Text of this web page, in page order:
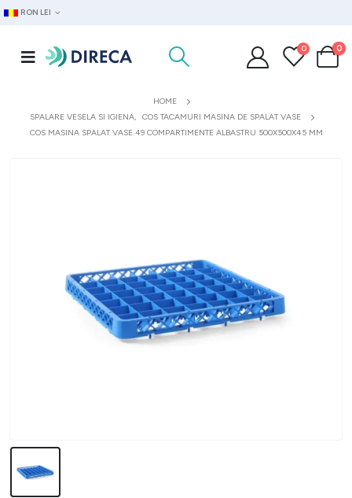
RON LEI
0 0
HOME
SPALARE VESELA SI IGIENA,
COS TACAMURI MASINA DE SPALAT VASE
COS MASINA SPALAT VASE 49 COMPARTIMENTE ALBASTRU 500X500X45 MM